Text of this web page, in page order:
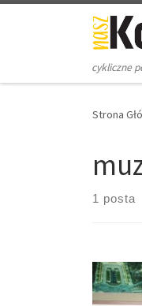
Skip to content
cykliczne
Strona
1 posta